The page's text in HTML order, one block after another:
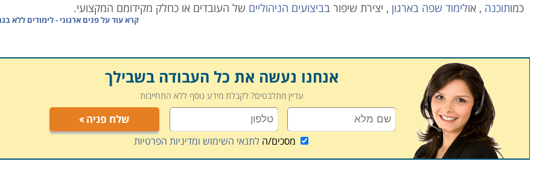
כמותוכנה , אולימוד שפה בארגון , יצירת שיפור בביצועים הניהוליים של העובדים או כחלק מקידומם המקצועי.
תכניות וטכניקות עבודה חדשות מתווספות לשגרת העבודה הארגונית ולכן, ארגונים חייבים לשים לב לשינויים הטכנולוגיים
כאשר באים לבחון צורך בהכשרה יש לבחון אילו כישורים קיימים בקרב העובדים ואילו כישורים חדשים נחוצים על מנת
תפוקת ויעילות הארגון.
ניתן למנות מספר יתרונות הטמונים בהכשרה פנים ארגונית הן לעובדים עצמם והן לארגון:
1. תועלת לטווח ארוך: הכשרה מעצימה את כישורי העובד, מקנה לו יכולות "מולטי טאסקינג", נותנת תחושת סיפוק
מחויבותו העובד לתפקיד ולארגון. כך, העובד רוכש ידע הכרחי להתקדמותו בארגון וכן מוטיבציה לפעול ולהגדיל ראש
קרא עוד עלפנים ארגוני - לימודים ללא
אנחנו נעשה את כל העבודה בשבילך
עדיין מתלבטים? לקבלת מידע נוסף ללא התחייבות
שלח פניה
מסכים/הלתנאי השימוש ומדיניות הפרטיות